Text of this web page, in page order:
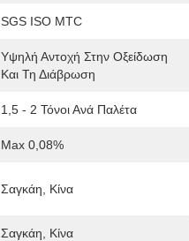
SGS ISO MTC
Υψηλή Αντοχή Στην Οξείδωση
Και Τη Διάβρωση
1,5 - 2 Τόνοι Ανά Παλέτα
Max 0,08%
Σαγκάη, Κίνα
Σαγκάη, Κίνα